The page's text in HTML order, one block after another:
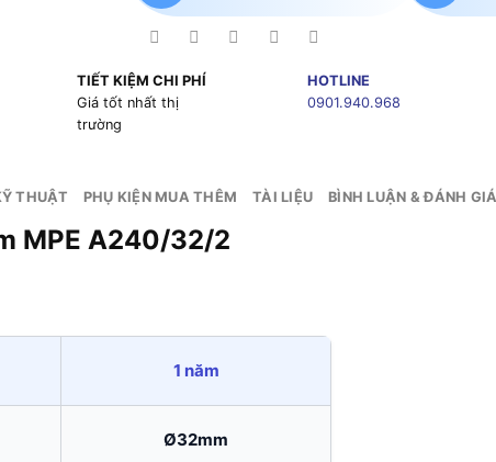
TIẾT KIỆM CHI PHÍ
Giá tốt nhất thị
trường
HOTLINE
0901.940.968
THUẬT PHỤ KIỆN MUA THÊM TÀI LIỆU BÌNH LUẬN & ĐÁNH GIÁ
MPE A240/32/2
1 năm
Ø32mm